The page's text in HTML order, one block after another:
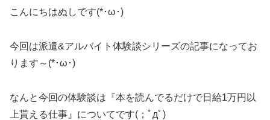
こんにちはぬしです(*･ω･)
今回は派遣&アルバイト体験談シリーズの記事になってお
ります～(*･ω･)
なんと今回の体験談は『本を読んでるだけで日給1万円以
上貰える仕事』についてです(；ﾟдﾟ)